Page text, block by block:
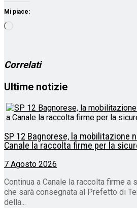
Mi piace:
Correlati
Ultime notizie
SP 12 Bagnorese, la mobilitazione
Canale la raccolta firme per la
7 Agosto 2026
Continua a Canale la raccolta firme
che sarà consegnata al Prefetto di
della...